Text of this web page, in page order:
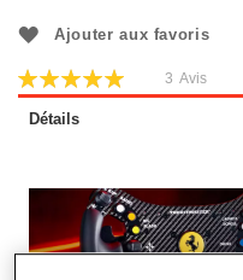
Ajouter aux favoris
Évaluation:
100
% of100
3 Avis
Détails